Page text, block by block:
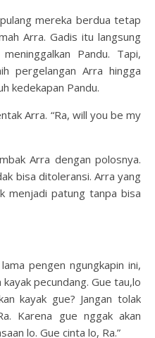
mereka berdua tetap
Arra. Gadis itu langsung
Pandu. Tapi,
pergelangan Arra hingga
kedekapan Pandu.
Arra. “Ra, will you be my
Arra dengan polosnya.
bisa ditoleransi. Arra yang
menjadi patung tanpa bisa
pengen ngungkapin ini,
pecundang. Gue tau,lo
kayak gue? Jangan tolak
Karena gue nggak akan
lo. Gue cinta lo, Ra.”